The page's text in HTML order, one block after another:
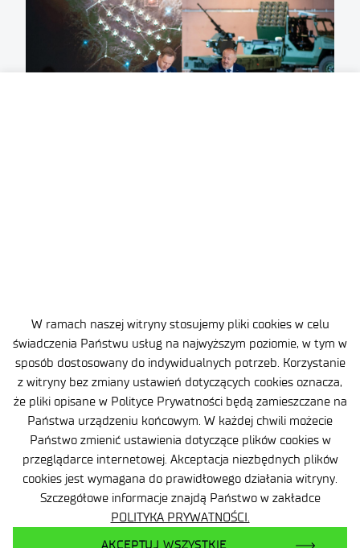
W ramach naszej witryny stosujemy pliki cookies w celu
świadczenia Państwu usług na najwyższym poziomie, w tym w
sposób dostosowany do indywidualnych potrzeb. Korzystanie
z witryny bez zmiany ustawień dotyczących cookies oznacza,
że pliki opisane w Polityce Prywatności będą zamieszczane na
Państwa urządzeniu końcowym. W każdej chwili możecie
Państwo zmienić ustawienia dotyczące plików cookies w
przeglądarce internetowej. Akceptacja niezbędnych plików
cookies jest wymagana do prawidłowego działania witryny.
Szczegółowe informacje znajdą Państwo w zakładce
POLITYKA PRYWATNOŚCI.
AKCEPTUJ WSZYSTKIE
Łukasiewicz – ITECH podsumowuje rok
transformacji instytutu
21 lipca 2026